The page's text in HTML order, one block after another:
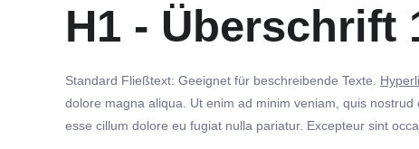
H1 - Überschrift
Standard Fließtext: Geeignet für beschreibende Texte.
dolore magna aliqua. Ut enim ad minim veniam, quis
esse cillum dolore eu fugiat nulla pariatur. Excepteur sint